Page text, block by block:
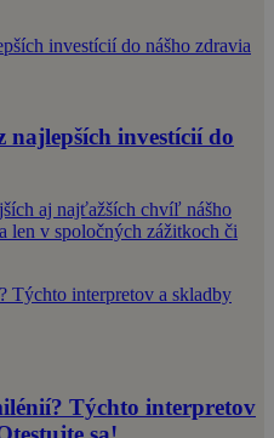
investícií do
aj najťažších chvíľ nášho
len v spoločných zážitkoch či
Týchto interpretov